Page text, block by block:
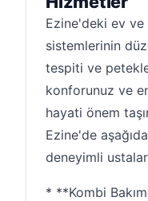
Ezine'deki ev
sistemlerinin
tespiti ve
konforunuz ve
hayati önem
Ezine'de
deneyimli
* **Kombi